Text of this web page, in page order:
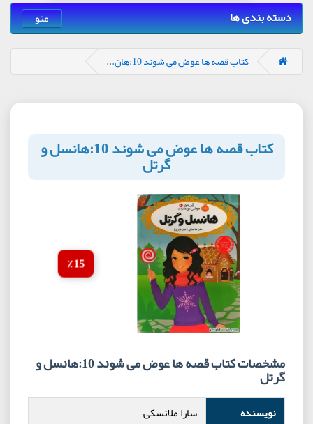
دسته بندی ها منو
کتاب قصه ها عوض می شوند 10:هان...
کتاب قصه ها عوض می شوند 10:هانسل و
گرتل
15 ٪
مشخصات کتاب قصه ها عوض می شوند 10:هانسل و
گرتل
نویسنده
سارا ملانسکی